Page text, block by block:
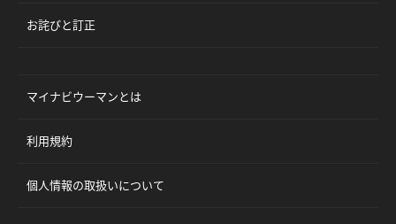
お詫びと訂正
マイナビウーマンとは
利用規約
個人情報の取扱いについて